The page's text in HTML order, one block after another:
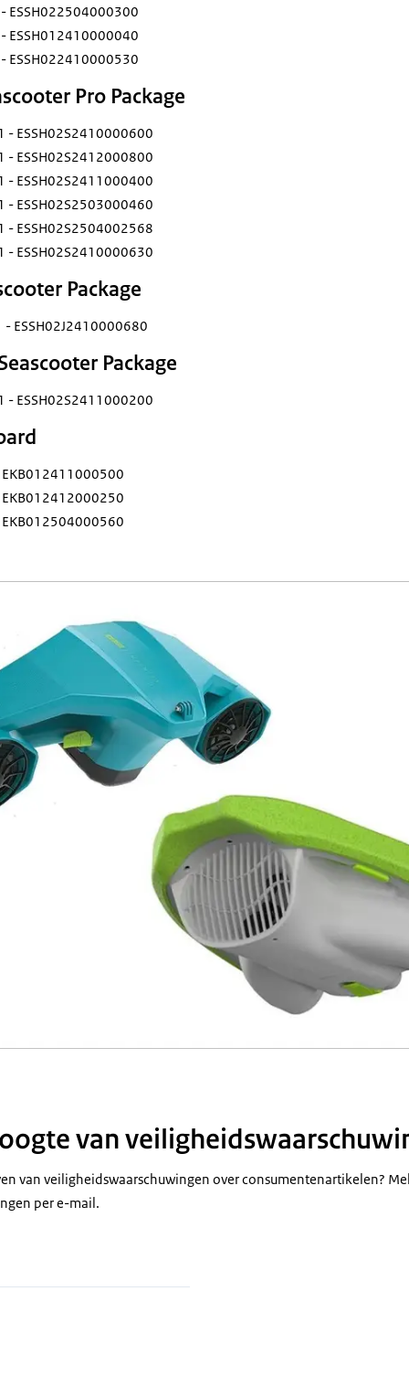
ESSH022504000300
ESSH012410000040
ESSH022410000530
Pro Package
- ESSH02S2410000600
- ESSH02S2412000800
- ESSH02S2411000400
- ESSH02S2503000460
- ESSH02S2504002568
- ESSH02S2410000630
Package
ESSH02J2410000680
Package
- ESSH02S2411000200
en jobe flux
van
van veiligheidswaarschuwingen over consumentenartikelen?
per e-mail.